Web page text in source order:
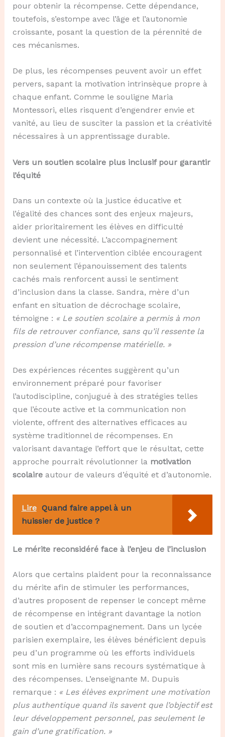
pour obtenir la récompense. Cette dépendance,
toutefois, s’estompe avec l’âge et l’autonomie
croissante, posant la question de la pérennité de
ces mécanismes.
De plus, les récompenses peuvent avoir un effet
pervers, sapant la motivation intrinsèque propre à
chaque enfant. Comme le souligne Maria
Montessori, elles risquent d’engendrer envie et
vanité, au lieu de susciter la passion et la créativité
nécessaires à un apprentissage durable.
Vers un soutien scolaire plus inclusif pour garantir
l’équité
Dans un contexte où la justice éducative et
l’égalité des chances sont des enjeux majeurs,
aider prioritairement les élèves en difficulté
devient une nécessité. L’accompagnement
personnalisé et l’intervention ciblée encouragent
non seulement l’épanouissement des talents
cachés mais renforcent aussi le sentiment
d’inclusion dans la classe. Sandra, mère d’un
enfant en situation de décrochage scolaire,
témoigne : « Le soutien scolaire a permis à mon
fils de retrouver confiance, sans qu’il ressente la
pression d’une récompense matérielle. »
Des expériences récentes suggèrent qu’un
environnement préparé pour favoriser
l’autodiscipline, conjugué à des stratégies telles
que l’écoute active et la communication non
violente, offrent des alternatives efficaces au
système traditionnel de récompenses. En
valorisant davantage l’effort que le résultat, cette
approche pourrait révolutionner la motivation
scolaireautour de valeurs d’équité et d’autonomie.
Lire Quand faire appel à un
huissier de justice ?
Le mérite reconsidéré face à l’enjeu de l’inclusion
Alors que certains plaident pour la reconnaissance
du mérite afin de stimuler les performances,
d’autres proposent de repenser le concept même
de récompense en intégrant davantage la notion
de soutien et d’accompagnement. Dans un lycée
parisien exemplaire, les élèves bénéficient depuis
peu d’un programme où les efforts individuels
sont mis en lumière sans recours systématique à
des récompenses. L’enseignante M. Dupuis
remarque : « Les élèves expriment une motivation
plus authentique quand ils savent que l’objectif est
leur développement personnel, pas seulement le
gain d’une gratification. »